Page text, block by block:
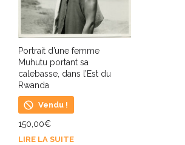
Portrait d’une femme
Muhutu portant sa
calebasse, dans l’Est du
Rwanda
Vendu !
150,00€
LIRE LA SUITE